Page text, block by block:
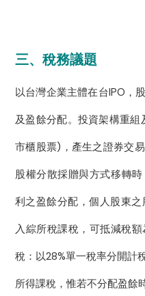
三、稅務議題
以台灣企業主體在台IPO，
及盈餘分配。投資架構重
市櫃股票)，產生之證券交
股權分散採贈與方式移轉
利之盈餘分配，個人股東
入綜所稅課稅，可抵減稅
稅：以28%單一稅率分開計
所得課稅，惟若不分配盈餘